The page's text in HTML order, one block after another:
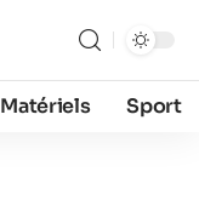
Matériels Sport